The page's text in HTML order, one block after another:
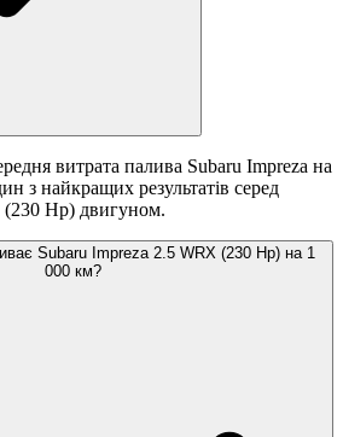
витрата палива Subaru Impreza на
з найкращих результатів серед
(230 Hp) двигуном.
Subaru Impreza 2.5 WRX (230 Hp) на 1
000 км?